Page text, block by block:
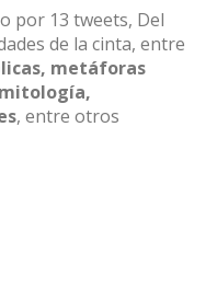
por 13 tweets, Del
de la cinta, entre
metáforas
, entre otros